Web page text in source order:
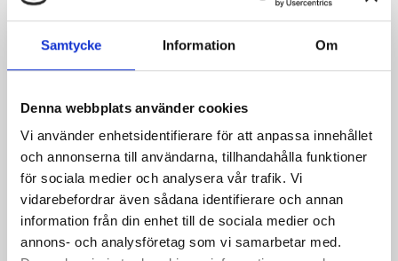
Samtycke Information Om
Denna webbplats använder cookies
Vi använder enhetsidentifierare för att anpassa innehållet
och annonserna till användarna, tillhandahålla funktioner
för sociala medier och analysera vår trafik. Vi
vidarebefordrar även sådana identifierare och annan
information från din enhet till de sociala medier och
annons- och analysföretag som vi samarbetar med.
Vit
 Beställningsvara ca 1-2 veckor
Dela
Säkra betalningar